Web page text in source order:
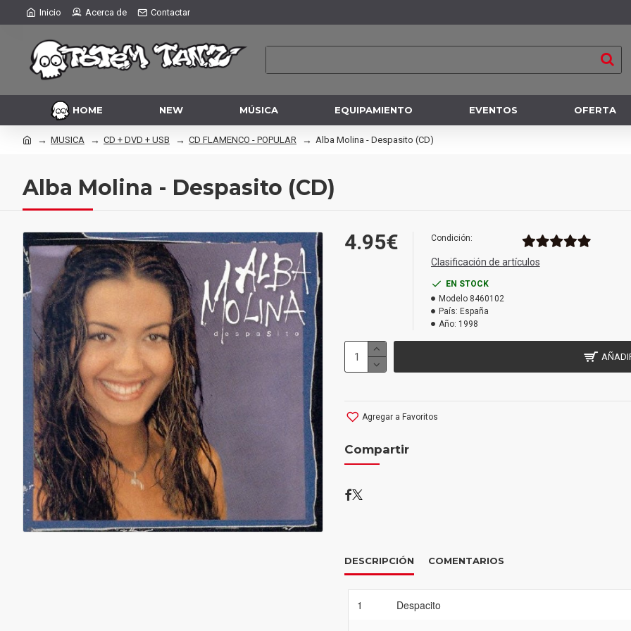
Inicio Acerca de Contactar
HOME NEW MÚSICA EQUIPAMIENTO EVENTOS OFERTA
MUSICA CD + DVD + USB CD FLAMENCO - POPULAR Alba Molina - Despasito (CD)
Alba Molina - Despasito (CD)
4.95€ Condición:
Clasificación de artículos
EN STOCK
Modelo 8460102
País: España
Año: 1998
Agregar a Favoritos
Compartir
DESCRIPCIÓN COMENTARIOS
1 Despacito